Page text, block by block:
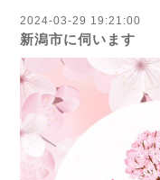
2024-03-29 19:21:00
新潟市に伺います